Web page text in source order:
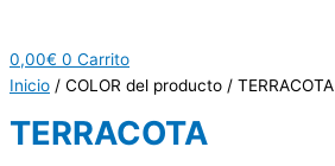
0,00€ 0 Carrito
Inicio / COLOR del producto / TERRACOTA
TERRACOTA